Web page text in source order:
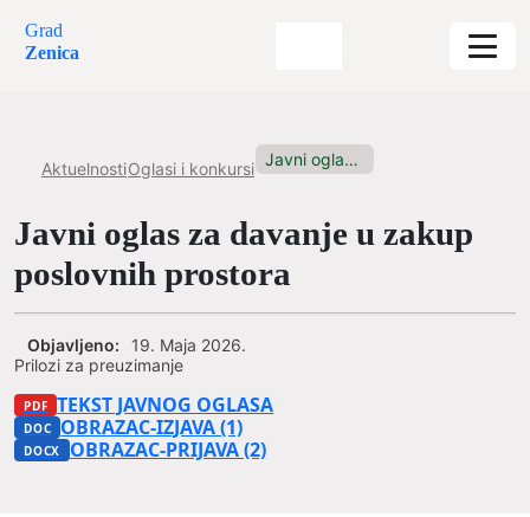
Grad
Zenica
AktuelnostiOglasi i konkursi Javni oglas za davanje u...
Javni oglas za davanje u zakup
poslovnih prostora
Prilozi za preuzimanje
TEKST JAVNOG OGLASA
OBRAZAC-IZJAVA (1)
OBRAZAC-PRIJAVA (2)
Objavljeno: 19. Maja 2026.